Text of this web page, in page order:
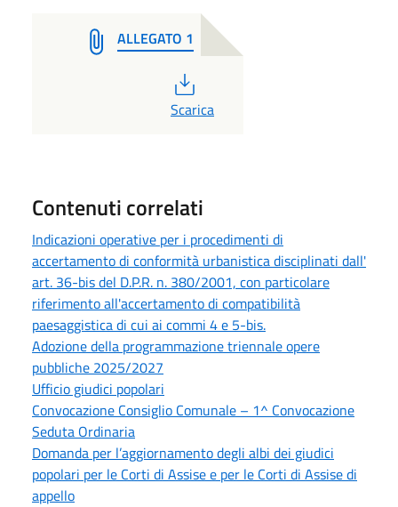
ALLEGATO 1
PDF
Scarica
Contenuti correlati
Indicazioni operative per i procedimenti di
accertamento di conformità urbanistica disciplinati dall'
art. 36-bis del D.P.R. n. 380/2001, con particolare
riferimento all'accertamento di compatibilità
paesaggistica di cui ai commi 4 e 5-bis.
Adozione della programmazione triennale opere
pubbliche 2025/2027
Ufficio giudici popolari
Convocazione Consiglio Comunale – 1^ Convocazione
Seduta Ordinaria
Domanda per l’aggiornamento degli albi dei giudici
popolari per le Corti di Assise e per le Corti di Assise di
appello